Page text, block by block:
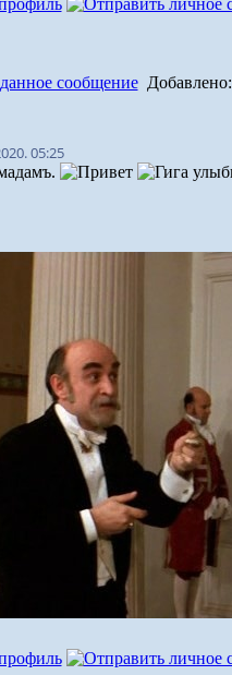
Добавлено:
05:25